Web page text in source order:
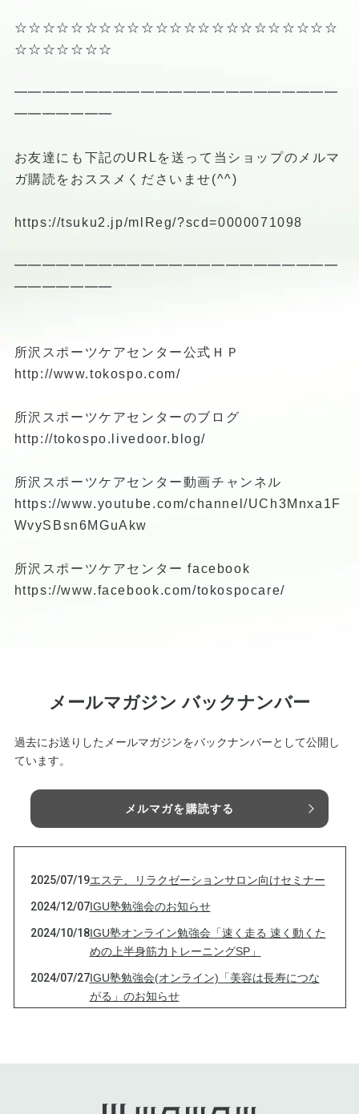
☆☆☆☆☆☆☆☆☆☆☆☆☆☆☆☆☆☆☆☆☆☆☆
☆☆☆☆☆☆☆
━━━━━━━━━━━━━━━━━━━━━━━
━━━━━━━
お友達にも下記のURLを送って当ショップのメルマ
ガ購読をおススメくださいませ(^^)
https://tsuku2.jp/mlReg/?scd=0000071098
━━━━━━━━━━━━━━━━━━━━━━━
━━━━━━━
所沢スポーツケアセンター公式ＨＰ
http://www.tokospo.com/
所沢スポーツケアセンターのブログ
http://tokospo.livedoor.blog/
所沢スポーツケアセンター動画チャンネル
https://www.youtube.com/channel/UCh3Mnxa1F
WvySBsn6MGuAkw
所沢スポーツケアセンター facebook
https://www.facebook.com/tokospocare/
メールマガジン バックナンバー
過去にお送りしたメールマガジンをバックナンバーとして公開し
ています。
メルマガを購読する
2025/07/19エステ、リラクゼーションサロン向けセミナー
2024/12/07IGU塾勉強会のお知らせ
2024/10/18IGU塾オンライン勉強会「速く走る 速く動くた
めの上半身筋力トレーニングSP」
2024/07/27IGU塾勉強会(オンライン)「美容は長寿につな
がる」のお知らせ
世代型エイジング化粧水)について